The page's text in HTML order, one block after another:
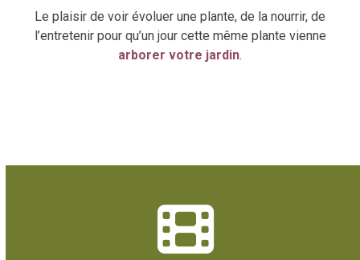
Le plaisir de voir évoluer une plante, de la nourrir, de
l’entretenir pour qu’un jour cette même plante vienne
arborer votre jardin.